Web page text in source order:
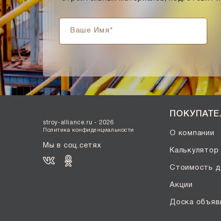
Солома С23
Супер-белый
Супербелый
Темно-Коричневый, Коричневый
Темно-красный
Темно-серый
Флеш-обжиг
Черно-коричневый
Черно-фиолетовый, бордовый
stroy-alliance.ru - 2026
Политика конфиденциальности
Мы в соц.сетях
О компании
Калькулятор
Стоимость
Акции
Доска